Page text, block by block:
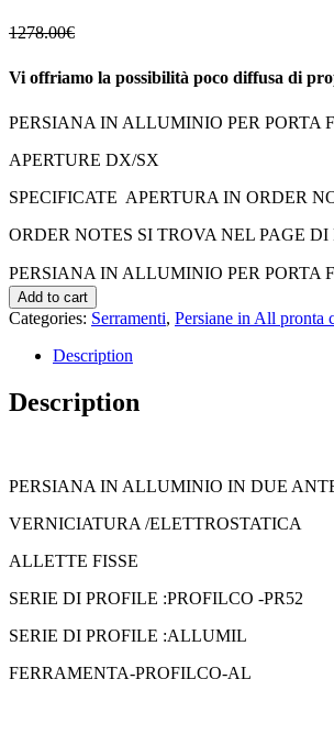
1278.00€
Vi offriamo la possibilità poco diffusa di
PERSIANA IN ALLUMINIO PER PORTA
APERTURE DX/SX
SPECIFICATE APERTURA IN ORDER
ORDER NOTES SI TROVA NEL PAGE
PERSIANA IN ALLUMINIO PER PORTA
Add to cart
Categories: Serramenti, Persiane in All pronta
Description
Description
PERSIANA IN ALLUMINIO IN DUE
VERNICIATURA /ELETTROSTATICA
ALLETTE FISSE
SERIE DI PROFILE :PROFILCO -PR52
SERIE DI PROFILE :ALLUMIL
FERRAMENTA-PROFILCO-AL